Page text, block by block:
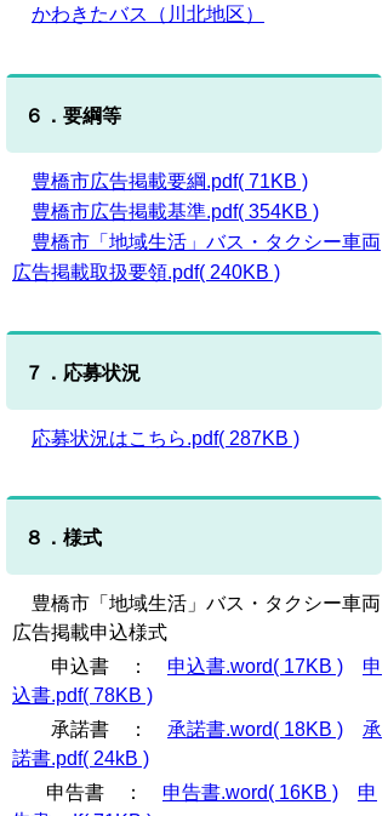
かわきたバス（川北地区）
６．要綱等
豊橋市広告掲載要綱.pdf( 71KB )
豊橋市広告掲載基準.pdf( 354KB )
豊橋市「地域生活」バス・タクシー車両
広告掲載取扱要領.pdf( 240KB )
７．応募状況
応募状況はこちら.pdf( 287KB )
８．様式
豊橋市「地域生活」バス・タクシー車両
広告掲載申込様式
申込書 ： 申込書.word( 17KB )
申
込書.pdf( 78KB )
承諾書 ： 承諾書.word( 18KB )
承
諾書.pdf( 24kB )
申告書 ： 申告書.word( 16KB )
申